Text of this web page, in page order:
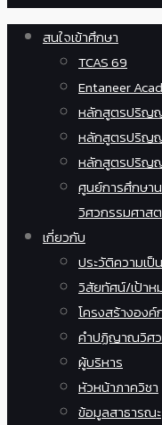
สนใจเข้าศึกษา
TCAS 69
Entaneer
หลักสูตรปริญ
หลักสูตรปริญ
หลักสูตรปริญ
ศูนย์การศึกษา
วิศวกรรมศาสต
เกี่ยวกับ
ประวัติความเป็
วิสัยทัศน์/เป้า
โครงสร้างองค์
คำปฏิญาณวิศ
ผู้บริหาร
หัวหน้าภาควิชา
ข้อมูลสาธารณะ